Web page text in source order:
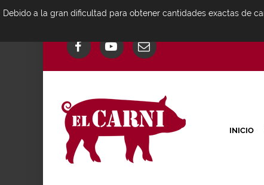
INICIO
Debido a la gran dificultad para obtener cantidades exactas de